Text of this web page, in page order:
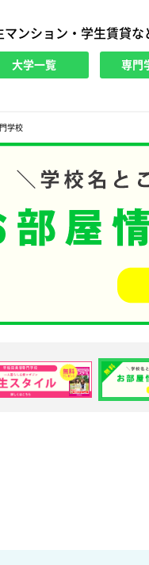
マンション・学生賃貸
大学一覧 専門
学校
早稲田美容専門学校